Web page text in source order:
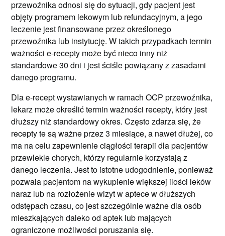
przewoźnika odnosi się do sytuacji, gdy pacjent jest
objęty programem lekowym lub refundacyjnym, a jego
leczenie jest finansowane przez określonego
przewoźnika lub instytucję. W takich przypadkach termin
ważności e-recepty może być nieco inny niż
standardowe 30 dni i jest ściśle powiązany z zasadami
danego programu.
Dla e-recept wystawianych w ramach OCP przewoźnika,
lekarz może określić termin ważności recepty, który jest
dłuższy niż standardowy okres. Często zdarza się, że
recepty te są ważne przez 3 miesiące, a nawet dłużej, co
ma na celu zapewnienie ciągłości terapii dla pacjentów
przewlekle chorych, którzy regularnie korzystają z
danego leczenia. Jest to istotne udogodnienie, ponieważ
pozwala pacjentom na wykupienie większej ilości leków
naraz lub na rozłożenie wizyt w aptece w dłuższych
odstępach czasu, co jest szczególnie ważne dla osób
mieszkających daleko od aptek lub mających
ograniczone możliwości poruszania się.